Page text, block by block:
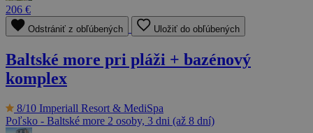
206 €
Odstrániť z obľúbených Uložiť do obľúbených
Baltské more pri pláži + bazénový
komplex
8/10 Imperiall Resort & MediSpa
Poľsko - Baltské more 2 osoby, 3 dni (až 8 dní)